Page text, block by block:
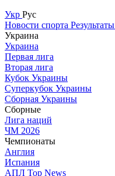
Укр Рус
Новости спорта Результаты
Украина
Украина
Первая лига
Вторая лига
Кубок Украины
Суперкубок Украины
Сборная Украины
Сборные
Лига наций
ЧМ 2026
Чемпионаты
Англия
Испания
АПЛ Top News